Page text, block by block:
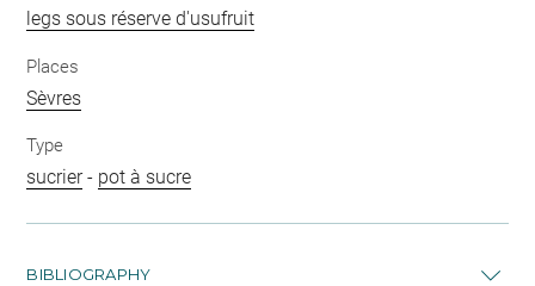
legs sous réserve d'usufruit
Places
Sèvres
Type
sucrier- pot à sucre
BIBLIOGRAPHY